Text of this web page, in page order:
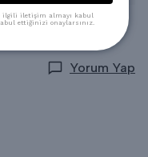
Yorum Yap
ilgili iletişim almayı kabul
ettiğinizi onaylarsınız.